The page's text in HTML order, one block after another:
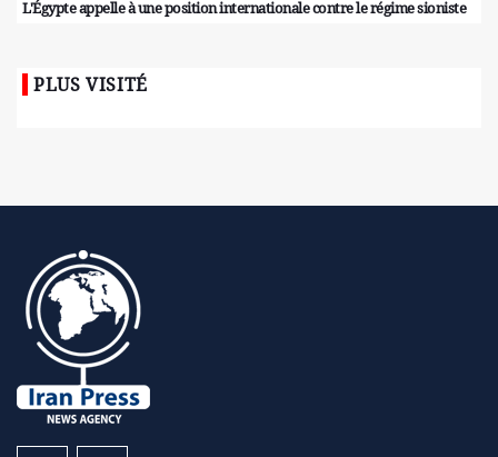
L'Égypte appelle à une position internationale contre le régime sioniste
PLUS VISITÉ